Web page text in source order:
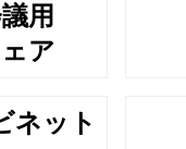
用
ア
ネット